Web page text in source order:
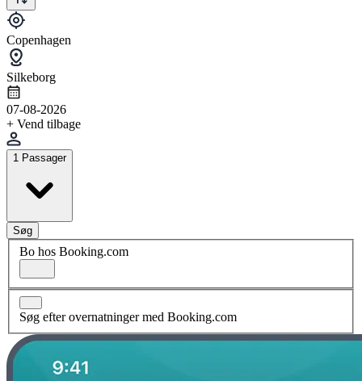
Copenhagen
Silkeborg
07-08-2026
+ Vend tilbage
1 Passager
Søg
Bo hos Booking.com
Søg efter overnatninger med Booking.com